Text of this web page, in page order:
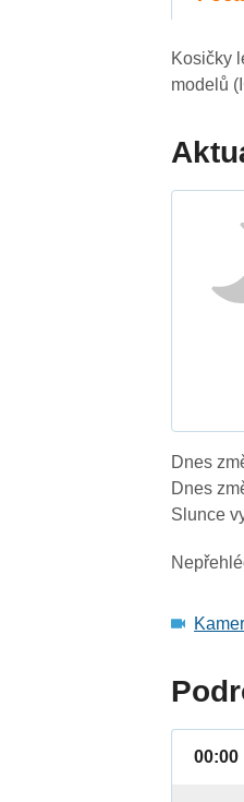
Kosičky
modelů
Dnes
Dnes
Slunce
00:00